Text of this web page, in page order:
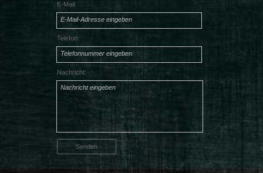
KONTAKT
E-Mail:
E-Mail-Adresse eingeben
Senden
Nachricht:
Nachricht eingeben
Telefon:
Telefonnummer eingeben